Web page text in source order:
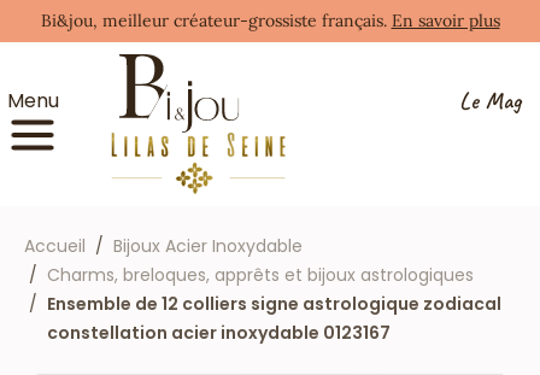
Bi&jou, meilleur créateur-grossiste français. En savoir plus
Menu Le Mag
Accueil
Bijoux Acier Inoxydable
Charms, breloques, apprêts et bijoux astrologiques
Ensemble de 12 colliers signe astrologique zodiacal
constellation acier inoxydable 0123167